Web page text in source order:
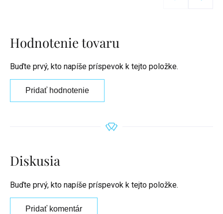
Hodnotenie tovaru
Buďte prvý, kto napíše príspevok k tejto položke.
Pridať hodnotenie
Diskusia
Buďte prvý, kto napíše príspevok k tejto položke.
Pridať komentár